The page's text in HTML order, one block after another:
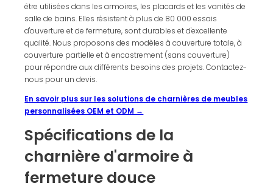
être utilisées dans les armoires, les placards et les vanités de
salle de bains. Elles résistent à plus de 80 000 essais
d'ouverture et de fermeture, sont durables et d'excellente
qualité. Nous proposons des modèles à couverture totale, à
couverture partielle et à encastrement (sans couverture)
pour répondre aux différents besoins des projets. Contactez-
nous pour un devis.
En savoir plus sur les solutions de charnières de meubles
personnalisées OEM et ODM →
Spécifications de la
charnière d'armoire à
fermeture douce